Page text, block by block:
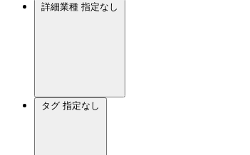
詳細業種 指定なし
タグ 指定なし